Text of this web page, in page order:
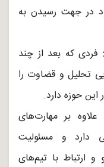
در جهت رسیدن به
فردی که بعد از چند
تحلیل و قضاوت را
حوزه دارد.
علاوه بر مهارت‌های
دارد و مسئولیت
و ارتباط با تیم‌های